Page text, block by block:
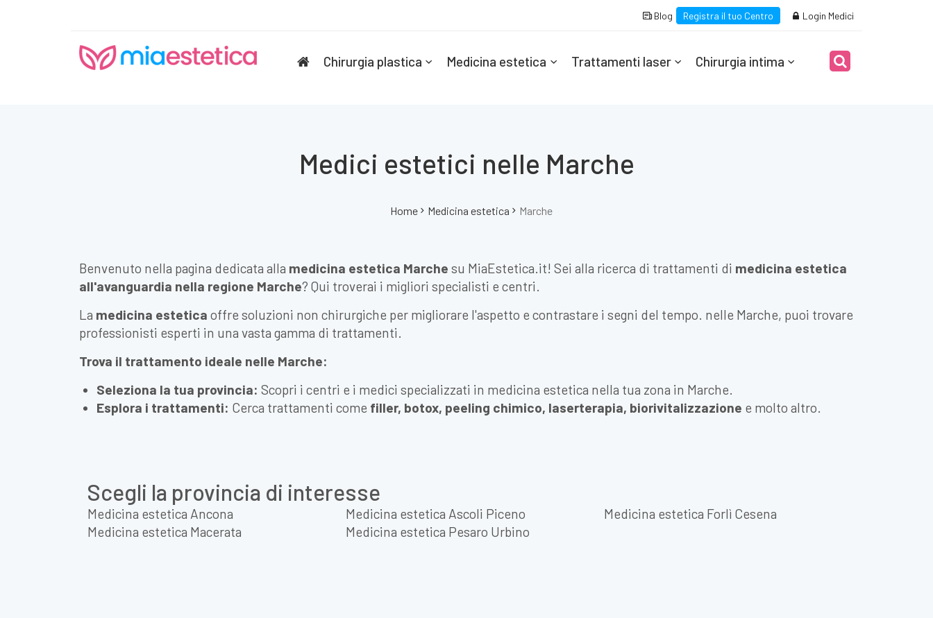
Blog Registra il tuo Centro Login Medici
Chirurgia plastica Medicina estetica Trattamenti laser Chirurgia intima
Medici estetici nelle Marche
Home Medicina estetica Marche
Benvenuto nella pagina dedicata alla medicina estetica Marche su MiaEstetica.it! Sei alla ricerca di trattamenti di medicina estetica
all'avanguardia nella regione Marche? Qui troverai i migliori specialisti e centri.
La medicina estetica offre soluzioni non chirurgiche per migliorare l'aspetto e contrastare i segni del tempo. nelle Marche, puoi trovare
professionisti esperti in una vasta gamma di trattamenti.
Trova il trattamento ideale nelle Marche:
Seleziona la tua provincia: Scopri i centri e i medici specializzati in medicina estetica nella tua zona in Marche.
Esplora i trattamenti: Cerca trattamenti come filler, botox, peeling chimico, laserterapia, biorivitalizzazione e molto altro.
Scegli la provincia di interesse
Medicina estetica Ancona Medicina estetica Ascoli Piceno
Medicina estetica Forlì Cesena
Medicina estetica Macerata
Medicina estetica Pesaro Urbino